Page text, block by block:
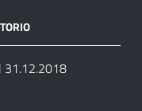
31.12.2018